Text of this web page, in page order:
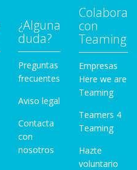
¿Alguna
duda?
Preguntas
frecuentes
Aviso legal
Contacta
con
nosotros
Colabora
con
Teaming
Empresas
Here we are
Teaming
Teamers 4
Teaming
Hazte
voluntario